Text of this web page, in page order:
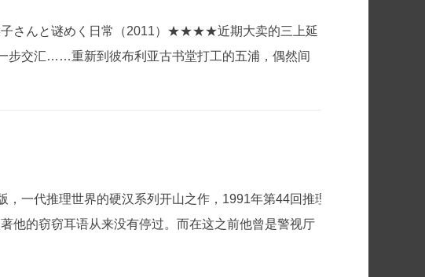
子さんと谜めく日常（2011）★★★★近期大卖的三上延
步交汇……重新到彼布利亚古书堂打工的五浦，偶然间
代推理世界的硬汉系列开山之作，1991年第44回推理
他的窃窃耳语从来没有停过。而在这之前他曾是警视厅